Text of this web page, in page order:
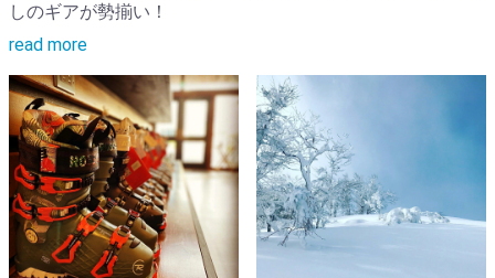
しのギアが勢揃い！
read more